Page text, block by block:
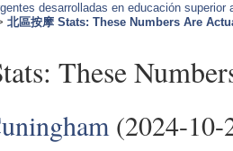
desarrolladas en educación
北區按摩 Stats: These Numbers Are
These
(2024-10-